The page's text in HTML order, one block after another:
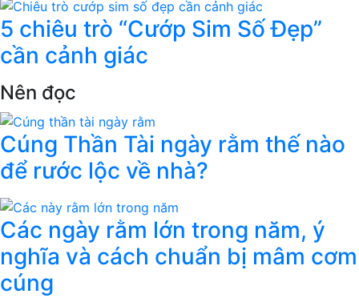
5 chiêu trò “Cướp Sim Số Đẹp”
cần cảnh giác
Nên đọc
Cúng Thần Tài ngày rằm thế nào
để rước lộc về nhà?
Các ngày rằm lớn trong năm, ý
nghĩa và cách chuẩn bị mâm cơm
cúng